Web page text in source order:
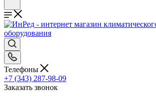
Телефоны
+7 (343) 287-98-09
Заказать звонок